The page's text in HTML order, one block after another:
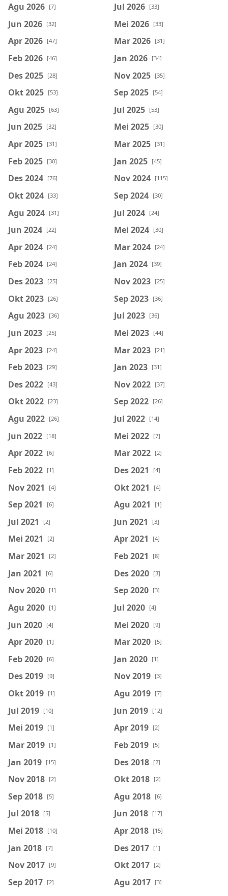
Agu 2026 [7] Jul 2026 [33]
Jun 2026 [32] Mei 2026 [33]
Apr 2026 [47] Mar 2026 [31]
Feb 2026 [46] Jan 2026 [34]
Des 2025 [28] Nov 2025 [35]
Okt 2025 [53] Sep 2025 [54]
Agu 2025 [63] Jul 2025 [53]
Jun 2025 [32] Mei 2025 [30]
Apr 2025 [31] Mar 2025 [31]
Feb 2025 [30] Jan 2025 [45]
Des 2024 [76] Nov 2024 [115]
Okt 2024 [33] Sep 2024 [30]
Agu 2024 [31] Jul 2024 [24]
Jun 2024 [22] Mei 2024 [30]
Apr 2024 [24] Mar 2024 [24]
Feb 2024 [24] Jan 2024 [39]
Des 2023 [25] Nov 2023 [25]
Okt 2023 [26] Sep 2023 [36]
Agu 2023 [36] Jul 2023 [36]
Jun 2023 [25] Mei 2023 [44]
Apr 2023 [24] Mar 2023 [21]
Feb 2023 [29] Jan 2023 [31]
Des 2022 [43] Nov 2022 [37]
Okt 2022 [23] Sep 2022 [26]
Agu 2022 [26] Jul 2022 [14]
Jun 2022 [18] Mei 2022 [7]
Apr 2022 [6] Mar 2022 [2]
Feb 2022 [1] Des 2021 [4]
Nov 2021 [4] Okt 2021 [4]
Sep 2021 [6] Agu 2021 [1]
Jul 2021 [2] Jun 2021 [3]
Mei 2021 [2] Apr 2021 [4]
Mar 2021 [2] Feb 2021 [8]
Jan 2021 [6] Des 2020 [3]
Nov 2020 [1] Sep 2020 [3]
Agu 2020 [1] Jul 2020 [4]
Jun 2020 [4] Mei 2020 [9]
Apr 2020 [1] Mar 2020 [5]
Feb 2020 [6] Jan 2020 [1]
Des 2019 [9] Nov 2019 [3]
Okt 2019 [1] Agu 2019 [7]
Jul 2019 [10] Jun 2019 [12]
Mei 2019 [1] Apr 2019 [2]
Mar 2019 [1] Feb 2019 [5]
Jan 2019 [15] Des 2018 [2]
Nov 2018 [2] Okt 2018 [2]
Sep 2018 [5] Agu 2018 [6]
Jul 2018 [5] Jun 2018 [17]
Mei 2018 [10] Apr 2018 [15]
Jan 2018 [7] Des 2017 [1]
Nov 2017 [9] Okt 2017 [2]
Sep 2017 [2] Agu 2017 [3]